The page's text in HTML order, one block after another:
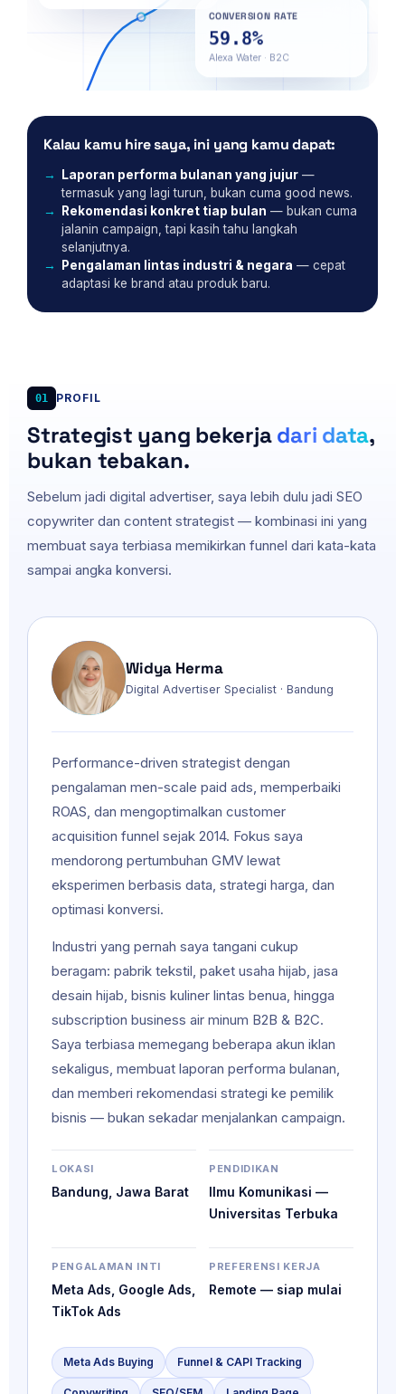
CONVERSION RATE
59.8%
Alexa Water · B2C
Kalau kamu hire saya, ini yang kamu dapat:
Laporan performa bulanan yang jujur —
termasuk yang lagi turun, bukan cuma good news.
Rekomendasi konkret tiap bulan — bukan cuma
jalanin campaign, tapi kasih tahu langkah
selanjutnya.
Pengalaman lintas industri & negara — cepat
adaptasi ke brand atau produk baru.
01 PROFIL
Strategist yang bekerjadari data,
bukan tebakan.
Sebelum jadi digital advertiser, saya lebih dulu jadi SEO
copywriter dan content strategist — kombinasi ini yang
membuat saya terbiasa memikirkan funnel dari kata-kata
sampai angka konversi.
Widya Herma
Digital Advertiser Specialist · Bandung
Performance-driven strategist dengan
pengalaman men-scale paid ads, memperbaiki
ROAS, dan mengoptimalkan customer
acquisition funnel sejak 2014. Fokus saya
mendorong pertumbuhan GMV lewat
eksperimen berbasis data, strategi harga, dan
optimasi konversi.
Industri yang pernah saya tangani cukup
beragam: pabrik tekstil, paket usaha hijab, jasa
desain hijab, bisnis kuliner lintas benua, hingga
subscription business air minum B2B & B2C.
Saya terbiasa memegang beberapa akun iklan
sekaligus, membuat laporan performa bulanan,
dan memberi rekomendasi strategi ke pemilik
bisnis — bukan sekadar menjalankan campaign.
LOKASI
Bandung, Jawa Barat
PENDIDIKAN
Ilmu Komunikasi —
Universitas Terbuka
PENGALAMAN INTI
Meta Ads, Google Ads,
TikTok Ads
PREFERENSI KERJA
Remote — siap mulai
Meta Ads Buying Funnel & CAPI Tracking